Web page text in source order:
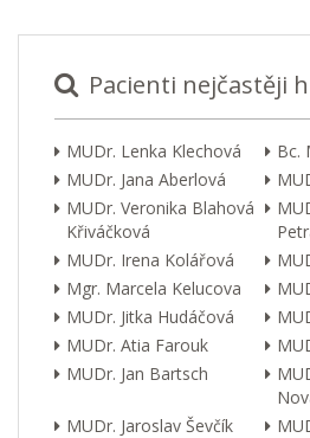
Pacienti nejčastěji
MUDr. Lenka Klechová
Bc.
MUDr. Jana Aberlová
MUDr. Veronika Blahová
Křiváčková
MUDr. Irena Kolářová
Mgr. Marcela Kelucova
MUDr. Jitka Hudáčová
MUDr. Atia Farouk
MUDr. Jan Bartsch
MUDr. Jaroslav Ševčík